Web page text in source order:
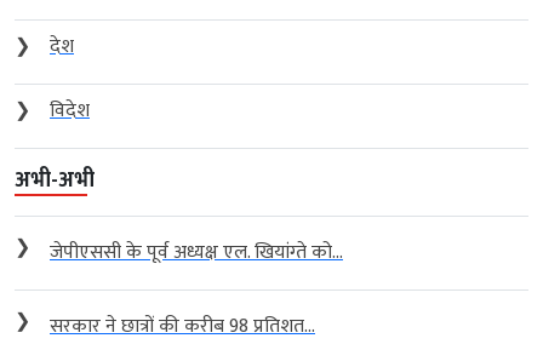
❯
देश
❯
विदेश
अभी-अभी
❯ जेपीएससी के पूर्व अध्यक्ष एल. खियांग्ते को...
❯ सरकार ने छात्रों की करीब 98 प्रतिशत...